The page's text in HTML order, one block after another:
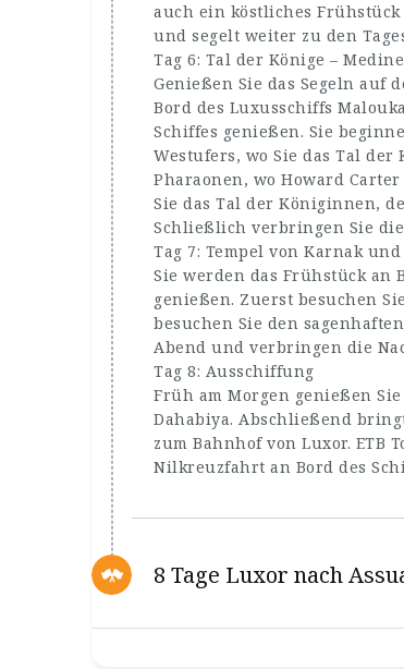
auch ein köstliches Frühstück
und segelt weiter zu den
Tag 6: Tal der Könige –
Genießen Sie das Segeln
Bord des Luxusschiffs
Schiffes genießen. Sie
Westufers, wo Sie das Tal
Pharaonen, wo Howard
Sie das Tal der Königinnen,
Schließlich verbringen Sie
Tag 7: Tempel von Karnak
Sie werden das Frühstück an
genießen. Zuerst besuchen
besuchen Sie den
Abend und verbringen die
Tag 8: Ausschiffung
Früh am Morgen genießen
Dahabiya. Abschließend
zum Bahnhof von Luxor. ETB
Nilkreuzfahrt an Bord des
8 Tage Luxor nach